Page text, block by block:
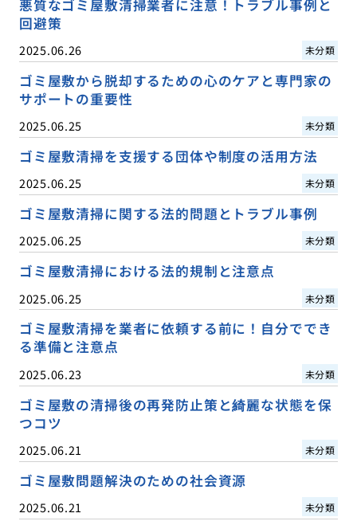
悪質なゴミ屋敷清掃業者に注意！トラブル事例と
回避策
2025.06.26 未分類
ゴミ屋敷から脱却するための心のケアと専門家の
サポートの重要性
2025.06.25 未分類
ゴミ屋敷清掃を支援する団体や制度の活用方法
2025.06.25 未分類
ゴミ屋敷清掃に関する法的問題とトラブル事例
2025.06.25 未分類
ゴミ屋敷清掃における法的規制と注意点
2025.06.25 未分類
ゴミ屋敷清掃を業者に依頼する前に！自分ででき
る準備と注意点
2025.06.23 未分類
ゴミ屋敷の清掃後の再発防止策と綺麗な状態を保
つコツ
2025.06.21 未分類
ゴミ屋敷問題解決のための社会資源
2025.06.21 未分類